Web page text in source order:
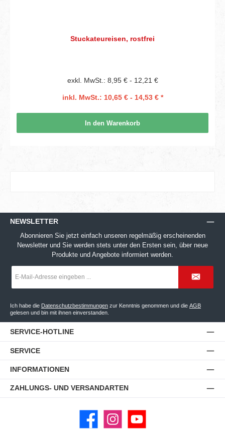
Stuckateureisen, rostfrei
exkl. MwSt.: 8,95 € - 12,21 €
inkl. MwSt.: 10,65 € - 14,53 € *
In den Warenkorb
NEWSLETTER
Abonnieren Sie jetzt einfach unseren regelmäßig erscheinenden
Newsletter und Sie werden stets unter den Ersten sein, über neue
Produkte und Angebote informiert werden.
Mail-
*
Ich habe die Datenschutzbestimmungen zur Kenntnis genommen und die AGB
gelesen und bin mit ihnen einverstanden.
SERVICE-HOTLINE
SERVICE
INFORMATIONEN
ZAHLUNGS- UND VERSANDARTEN
Facebook Instagram YouTube